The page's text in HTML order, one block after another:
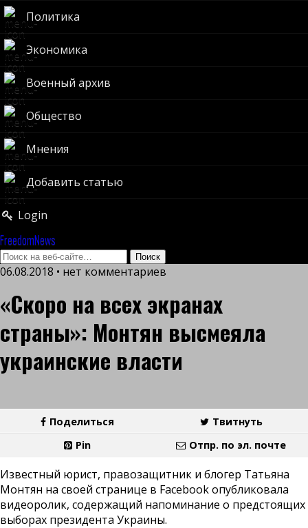
Политика
Экономика
Военный архив
Общество
Мнения
Добавить статью
Login
FreedomNews
06.08.2018 • нет комментариев
«Скоро на всех экранах
страны»: Монтян высмеяла
украинские власти
Поделиться
Твитнуть
Pin
Отпр. по эл. почте
Известный юрист, правозащитник и блогер Татьяна
Монтян на своей странице в Facebook опубликовала
видеоролик, содержащий напоминание о предстоящих
выборах президента Украины.